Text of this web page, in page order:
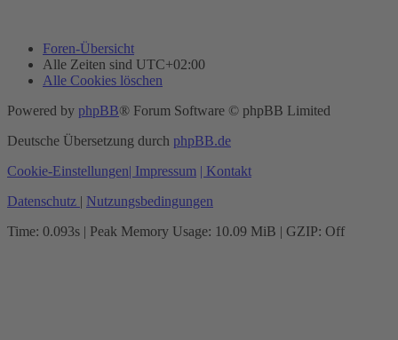
Foren-Übersicht
Alle Zeiten sind UTC+02:00
Alle Cookies löschen
Powered by phpBB® Forum Software © phpBB Limited
Deutsche Übersetzung durch phpBB.de
Cookie-Einstellungen| Impressum | Kontakt
Datenschutz | Nutzungsbedingungen
Time: 0.093s | Peak Memory Usage: 10.09 MiB | GZIP: Off